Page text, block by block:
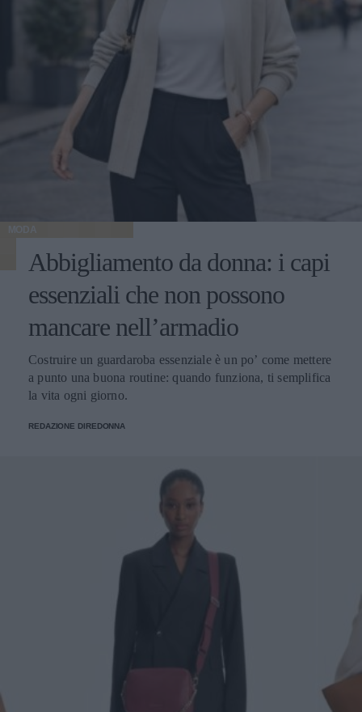
MODA
Abbigliamento da donna: i capi
essenziali che non possono
mancare nell’armadio
Costruire un guardaroba essenziale è un po’ come mettere
a punto una buona routine: quando funziona, ti semplifica
la vita ogni giorno.
REDAZIONE DIREDONNA